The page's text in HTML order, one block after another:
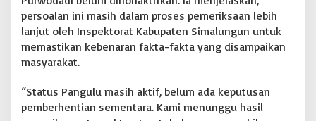
persoalan ini masih dalam proses pemeriksaan lebih
lanjut oleh Inspektorat Kabupaten Simalungun untuk
memastikan kebenaran fakta-fakta yang disampaikan
masyarakat.
“Status Pangulu masih aktif, belum ada keputusan
pemberhentian sementara. Kami menunggu hasil